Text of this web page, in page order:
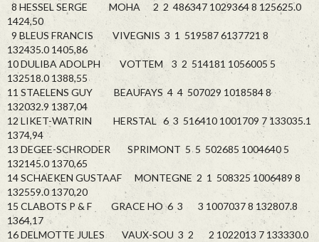
8 HESSEL SERGE MOHA 2 2 486347 1029364 8 125625.0
1424,50
9 BLEUS FRANCIS VIVEGNIS 3 1 519587 6137721 8
132435.0 1405,86
10 DULIBA ADOLPH VOTTEM 3 2 514181 1056005 5
132518.0 1388,55
11 STAELENS GUY BEAUFAYS 4 4 507029 1018584 8
132032.9 1387,04
12 LIKET-WATRIN HERSTAL 6 3 516410 1001709 7 133035.1
1374,94
13 DEGEE-SCHRODER SPRIMONT 5 5 502685 1004640 5
132145.0 1370,65
14 SCHAEKEN GUSTAAF MONTEGNE 2 1 508325 1006489 8
132559.0 1370,20
15 CLABOTS P & F GRACE HO 6 3 3 1007037 8 132807.8
1364,17
16 DELMOTTE JULES VAUX-SOU 3 2 2 1022013 7 133330.0